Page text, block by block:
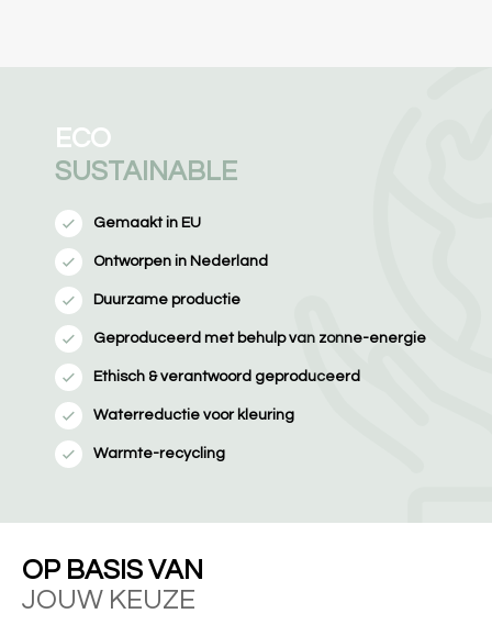
ECO
SUSTAINABLE
Gemaakt in EU
Ontworpen in Nederland
Duurzame productie
Geproduceerd met behulp van zonne-energie
Ethisch & verantwoord geproduceerd
Waterreductie voor kleuring
Warmte-recycling
OP BASIS VAN
JOUW KEUZE